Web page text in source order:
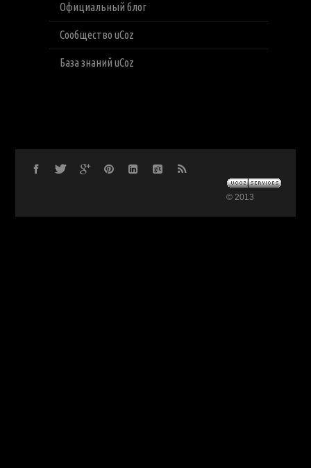
Официальный блог
Сообщество uCoz
База знаний uCoz
© 2013